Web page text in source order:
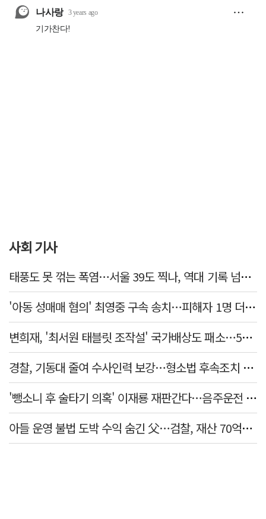
사회 기사
태풍도 못 꺾는 폭염…서울 39도 찍나, 역대 기록 넘본다
'아동 성매매 혐의' 최영중 구속 송치…피해자 1명 더 있었다
변희재, '최서원 태블릿 조작설' 국가배상도 패소…5천만원 청구 기각
경찰, 기동대 줄여 수사인력 보강…형소법 후속조치 본격화
'뺑소니 후 술타기 의혹' 이재룡 재판간다…음주운전 혐의 제외
아들 운영 불법 도박 수익 숨긴 父…검찰, 재산 70억원 몰수